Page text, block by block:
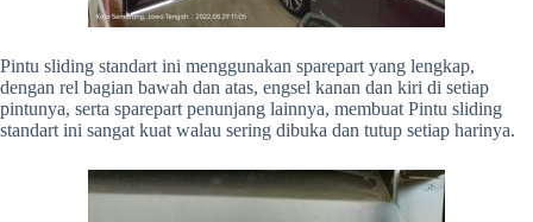
Pintu sliding standart ini menggunakan sparepart yang lengkap,
dengan rel bagian bawah dan atas, engsel kanan dan kiri di setiap
pintunya, serta sparepart penunjang lainnya, membuat Pintu sliding
standart ini sangat kuat walau sering dibuka dan tutup setiap harinya.